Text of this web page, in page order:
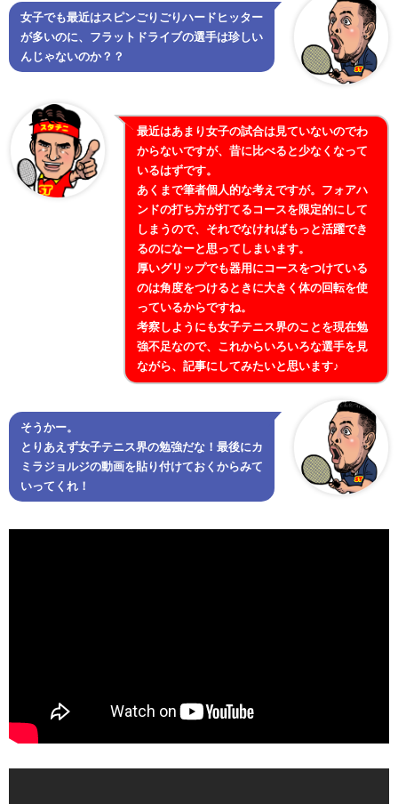
女子でも最近はスピンごりごりハードヒッター
が多いのに、フラットドライブの選手は珍しい
んじゃないのか？？
最近はあまり女子の試合は見ていないのでわ
からないですが、昔に比べると少なくなって
いるはずです。
あくまで筆者個人的な考えですが。フォアハ
ンドの打ち方が打てるコースを限定的にして
しまうので、それでなければもっと活躍でき
るのになーと思ってしまいます。
厚いグリップでも器用にコースをつけている
のは角度をつけるときに大きく体の回転を使
っているからですね。
考察しようにも女子テニス界のことを現在勉
強不足なので、これからいろいろな選手を見
ながら、記事にしてみたいと思います♪
そうかー。
とりあえず女子テニス界の勉強だな！最後にカ
ミラジョルジの動画を貼り付けておくからみて
いってくれ！